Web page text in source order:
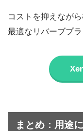
コストを抑えなが
最適なリバーブプ
まとめ：用途